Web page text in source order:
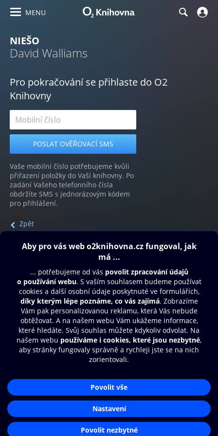
MENU
NIEŠO
David Walliams
Pro pokračování se přihlaste do O2
Knihovny
Vaše mobilní číslo potřebujeme kvůli
přiřazení položky do Vaší knihovny. Po
zadání Vašeho telefonního čísla
obdržíte SMS s jednorázovým kódem
pro přihlášení.
Zpět
Obsah ke stažení
Moje O2 Knihovna
Další zábava
© O2 Czech Republic a.s.
Přístupnost
Zásady zpracování osobních údajů
Nastavení cookies
Aplikace O2 Knihovna
Čti a poslouchej své e-knihy a
audioknihy rychleji a pohodlněji.